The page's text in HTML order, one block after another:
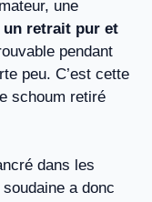
une
un retrait pur et
pendant
peu. C’est cette
schoum retiré
dans les
a donc